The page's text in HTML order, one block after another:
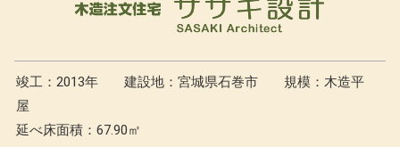
竣工：2013年 建設地：宮城県石巻市
規模：木造平
屋
延べ床面積：67.90㎡